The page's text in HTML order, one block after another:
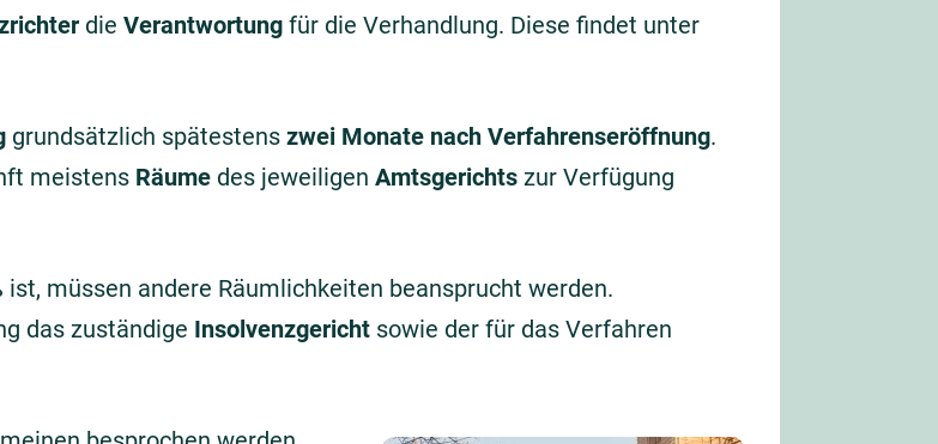
die Verantwortung für die Verhandlung. Diese findet unter
grundsätzlich spätestens zwei Monate nach Verfahrenseröffnung.
meistens Räume des jeweiligen Amtsgerichts zur Verfügung
müssen andere Räumlichkeiten beansprucht werden.
das zuständige Insolvenzgericht sowie der für das Verfahren